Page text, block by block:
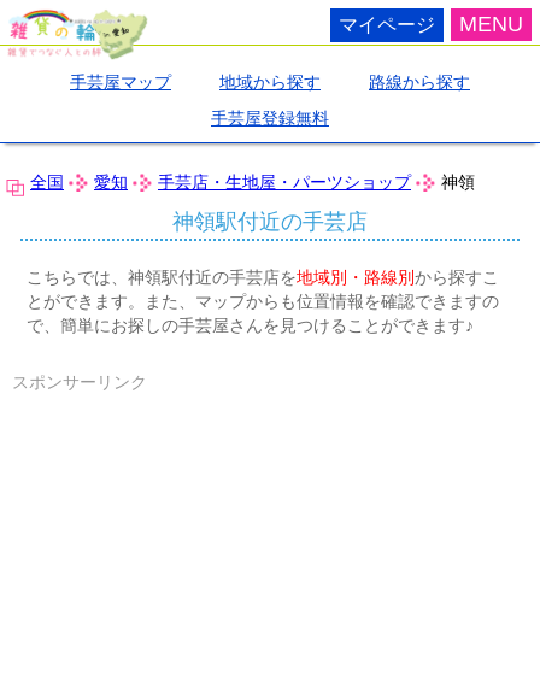
MENU
マイページ
手芸屋マップ 地域から探す
路線から探す
手芸屋登録無料
全国 愛知 手芸店・生地屋・パーツショップ 神領
神領駅付近の手芸店
こちらでは、神領駅付近の手芸店を地域別・路線別から探すこ
とができます。また、マップからも位置情報を確認できますの
で、簡単にお探しの手芸屋さんを見つけることができます♪
スポンサーリンク